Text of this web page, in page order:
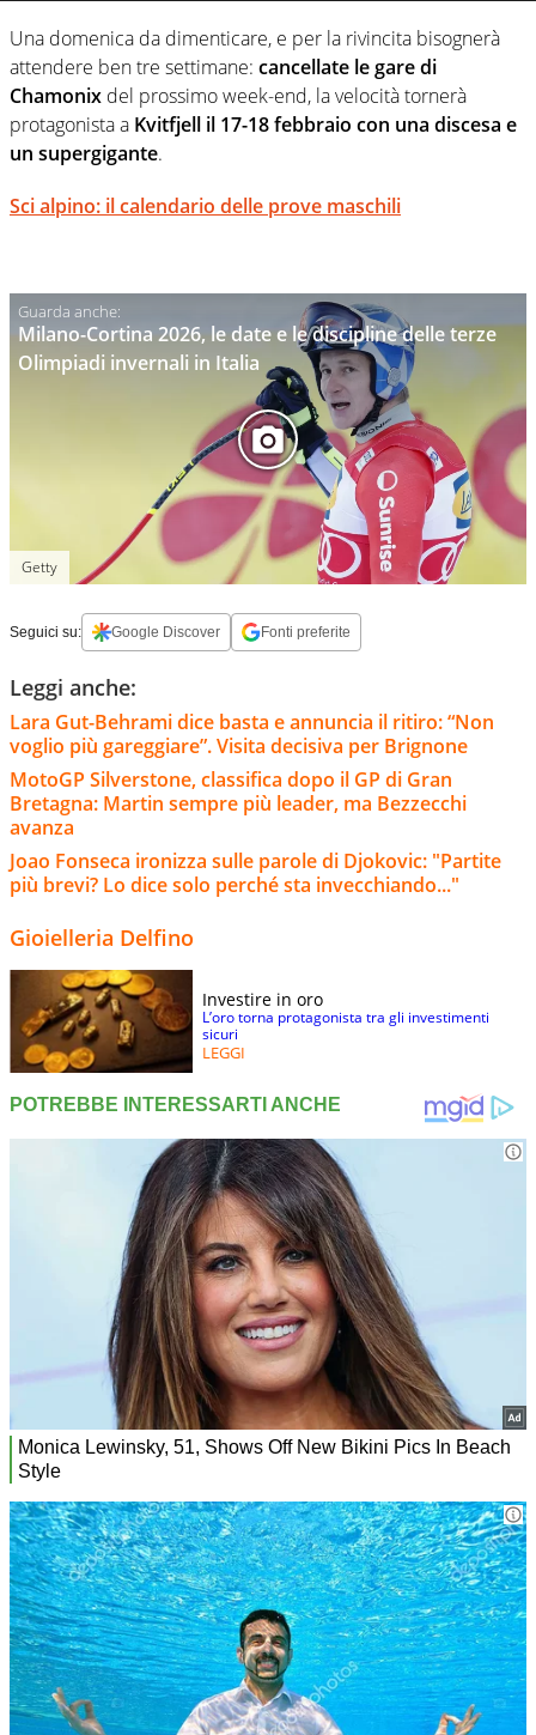
Una domenica da dimenticare, e per la rivincita bisognerà
attendere ben tre settimane: cancellate le gare di
Chamonix del prossimo week-end, la velocità tornerà
protagonista a Kvitfjell il 17-18 febbraio con una discesa e
un supergigante.
Sci alpino: il calendario delle prove maschili
Milano-Cortina 2026, le date e le discipline delle terze
Olimpiadi invernali in Italia
Getty
Seguici su: Google Discover Fonti preferite
Leggi anche:
Lara Gut-Behrami dice basta e annuncia il ritiro: “Non
voglio più gareggiare”. Visita decisiva per Brignone
MotoGP Silverstone, classifica dopo il GP di Gran
Bretagna: Martin sempre più leader, ma Bezzecchi
avanza
Joao Fonseca ironizza sulle parole di Djokovic: "Partite
più brevi? Lo dice solo perché sta invecchiando..."
Gioielleria Delfino
Investire in oro
L’oro torna protagonista tra gli investimenti
sicuri
LEGGI